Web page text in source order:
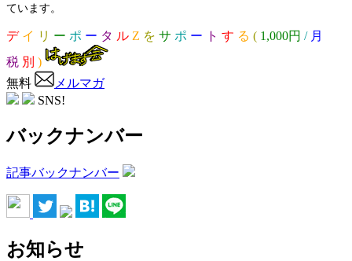
ています。
デ イ リ ー ポ ー タ ル Z を サ ポ ー ト す る ( 1,000円 / 月
税 別 )
無料
メルマガ
SNS!
バックナンバー
記事バックナンバー
お知らせ